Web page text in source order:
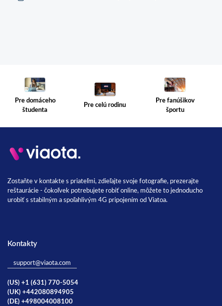
Pre domáceho
študenta
Pre celú rodinu
Pre fanúšikov
športu
Zostaňte v kontakte s priateľmi, zdieľajte svoje fotografie, prezerajte
reštaurácie - čokoľvek potrebujete robiť online, môžete to jednoducho
urobiť s stabilným a spoľahlivým 4G pripojením od Viatoa.
Kontakty
support@viaota.com
(US) +1 (631) 770-5054
(UK) +442080894905
(DE) +498004008100